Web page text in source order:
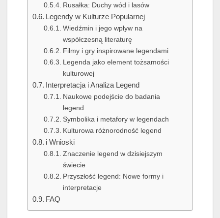
Rusałka: Duchy wód i lasów
Legendy w Kulturze Popularnej
Wiedźmin i jego wpływ na
współczesną literaturę
Filmy i gry inspirowane legendami
Legenda jako element tożsamości
kulturowej
Interpretacja i Analiza Legend
Naukowe podejście do badania
legend
Symbolika i metafory w legendach
Kulturowa różnorodność legend
i Wnioski
Znaczenie legend w dzisiejszym
świecie
Przyszłość legend: Nowe formy i
interpretacje
FAQ